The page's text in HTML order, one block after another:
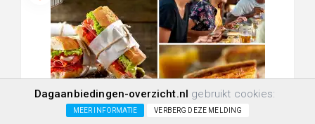
Dagaanbiedingen-overzicht.nl gebruikt cookies:
MEER INFORMATIE VERBERG DEZE MELDING